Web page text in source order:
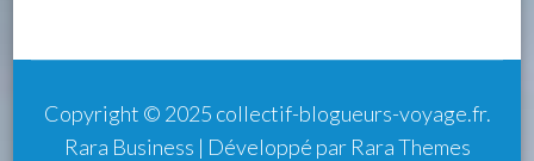
Copyright © 2025 collectif-blogueurs-voyage.fr.
Rara Business | Développé par Rara Themes